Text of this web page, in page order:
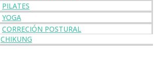
PILATES
YOGA
CORRECIÓN POSTURAL
CHIKUNG